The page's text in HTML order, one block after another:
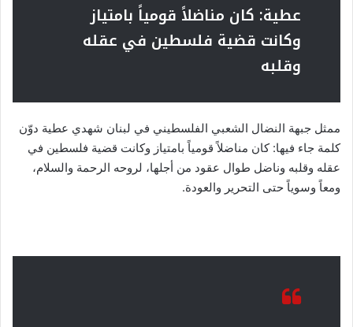
عطية: كان مناضلاً قومياً بامتياز
وكانت قضية فلسطين في عقله
وقلبه
ممثل جبهة النضال الشعبي الفلسطيني في لبنان شهدي عطية دوّن
كلمة جاء فيها: كان مناضلاً قومياً بامتياز وكانت قضية فلسطين في
عقله وقلبه وناضل طوال عقود من أجلها، لروحه الرحمة والسلام،
ومعاً وسوياً حتى التحرير والعودة.